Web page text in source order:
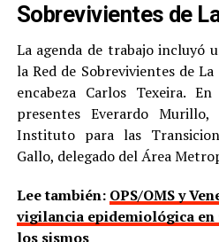
Sobrevivientes de
La agenda de trabajo incluyó
la Red de Sobrevivientes de
encabeza Carlos Texeira.
presentes Everardo
Instituto para las
Gallo, delegado del Área
Lee también: OPS/OMS y
vigilancia epidemiológica en
los sismos